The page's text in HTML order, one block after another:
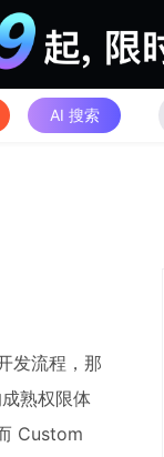
AI 搜索
发流程，那
熟权限体
Custom